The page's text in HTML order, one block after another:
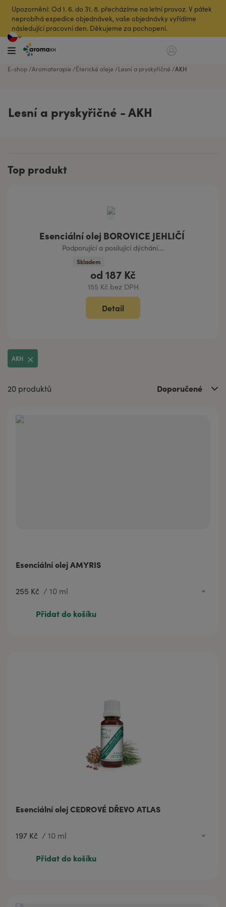
Upozornění: Od 1. 6. do 31. 8. přecházíme na letní provoz. V pátek
neprobíhá expedice objednávek, vaše objednávky vyřídíme
následující pracovní den. Děkujeme za pochopení.
E-shop Aromaterapie Éterické oleje Lesní a pryskyřičné AKH
Lesní a pryskyřičné - AKH
Top produkt
Esenciální olej BOROVICE JEHLIČÍ
Podporující a posilující dýchání....
Skladem
od187 Kč
155 Kč bez DPH
Detail
AKH
20 produktů Doporučené
Esenciální olej AMYRIS
255 Kč / 10 ml
Přidat do košíku
Esenciální olej CEDROVÉ DŘEVO ATLAS
197 Kč / 10 ml
317 Kč
20 ml
Přidat do košíku